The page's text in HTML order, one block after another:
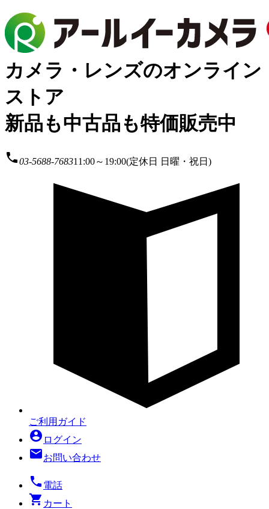
カメラ・レンズのオンライン
ストア
新品も中古品も特価販売中
local_phone03-5688-768311:00～19:00(定休日 日曜・祝日)
ご利用ガイド
account_circle ログイン
mailお問い合わせ
local_phone 電話
shopping_cart カート